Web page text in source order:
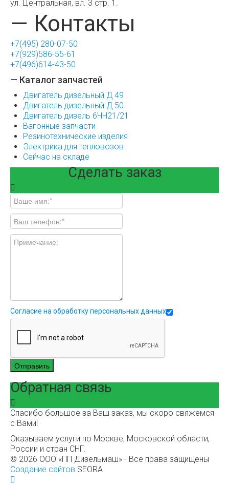
ул. Центральная, вл. 3 стр. 1.
— Контакты
+7(495) 280-07-50
+7(929)586-55-61
+7(496)614-43-50
— Каталог запчастей
Двигатель дизельный Д 49
Двигатель дизельный Д 50
Двигатель дизель 6ЧН21/21
Вагонные запчасти
Резинотехнические изделия
Электрика для тепловозов
Сейчас на складе
Сделать заказ
Согласие на обработку персональных данных
Отправить
Обратная связь
Спасибо большое за Ваш заказ, мы скоро свяжемся
с Вами!
Оказываем услуги по Москве, Московской области,
России и стран СНГ.
© 2026 ООО «ПП Дизельмаш» - Все права защищены
Создание сайтов SEORA